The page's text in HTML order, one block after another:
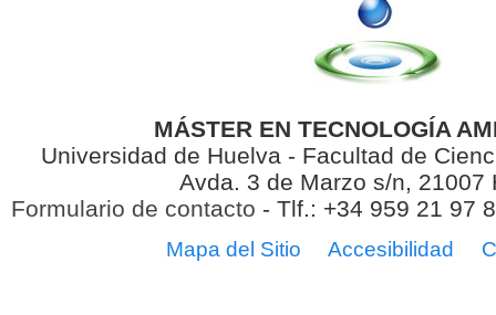
MÁSTER EN TECNOLOGÍA
Universidad de Huelva - Facultad de
Avda. 3 de Marzo s/n, 21007
Formulario de contacto - Tlf.: +34 959 21 97
Mapa del Sitio Accesibilidad